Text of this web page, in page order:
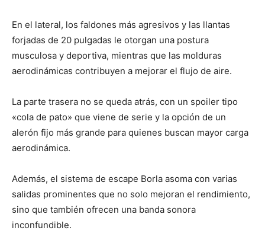
En el lateral, los faldones más agresivos y las llantas
forjadas de 20 pulgadas le otorgan una postura
musculosa y deportiva, mientras que las molduras
aerodinámicas contribuyen a mejorar el flujo de aire.
La parte trasera no se queda atrás, con un spoiler tipo
«cola de pato» que viene de serie y la opción de un
alerón fijo más grande para quienes buscan mayor carga
aerodinámica.
Además, el sistema de escape Borla asoma con varias
salidas prominentes que no solo mejoran el rendimiento,
sino que también ofrecen una banda sonora
inconfundible.